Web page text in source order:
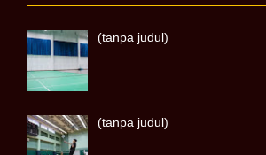
(tanpa judul)
(tanpa judul)